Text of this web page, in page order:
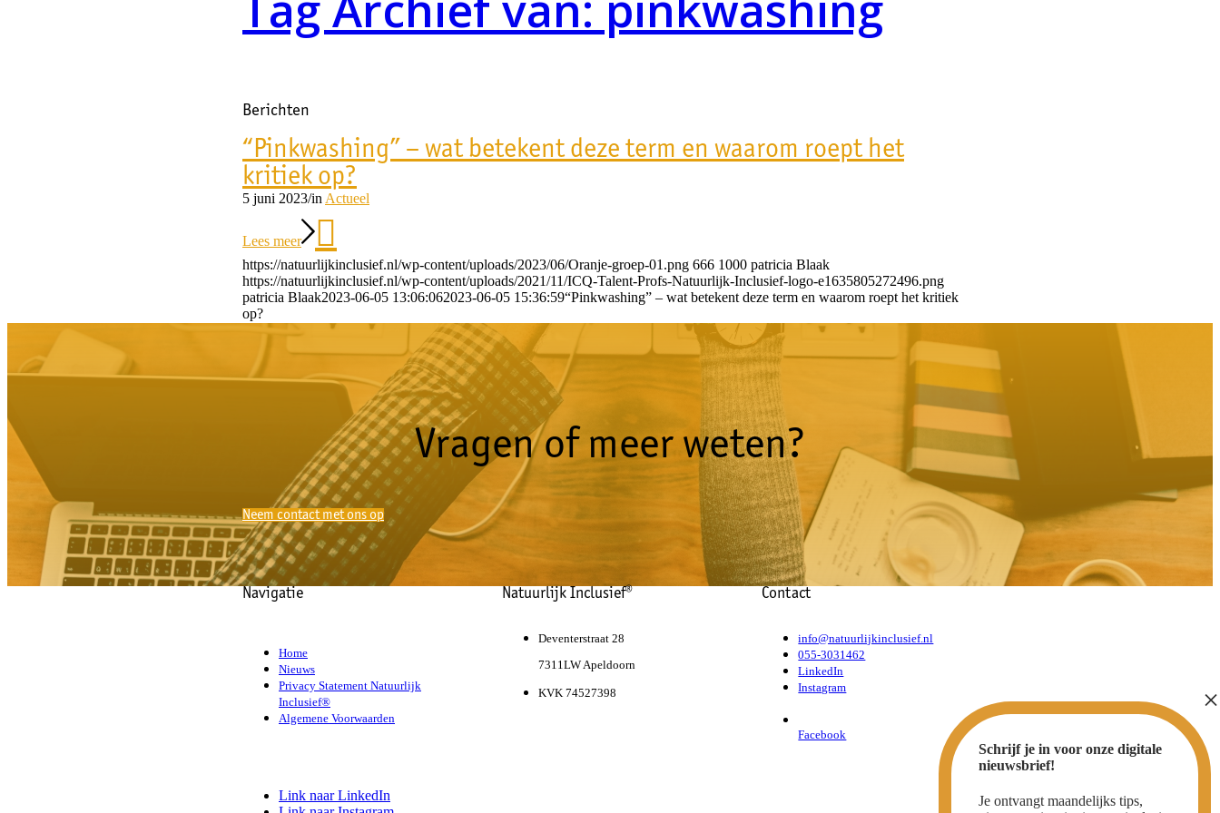
Berichten
“Pinkwashing” – wat betekent deze term en waarom roept het
kritiek op?
5 juni 2023/inActueel
Lees meer
https://natuurlijkinclusief.nl/wp-content/uploads/2023/06/Oranje-groep-01.png 666 1000 patricia Blaak
https://natuurlijkinclusief.nl/wp-content/uploads/2021/11/ICQ-Talent-Profs-Natuurlijk-Inclusief-logo-e1635805272496.png
patricia Blaak2023-06-05 13:06:062023-06-05 15:36:59“Pinkwashing” – wat betekent deze term en waarom roept het kritiek
op?
Vragen of meer weten?
Neem contact met ons op
Navigatie
Home
Nieuws
Privacy Statement Natuurlijk
Inclusief®
Algemene Voorwaarden
Natuurlijk Inclusief®
Deventerstraat 28
7311LW Apeldoorn
KVK 74527398
Contact
info@natuurlijkinclusief.nl
055-3031462
LinkedIn
Instagram
Facebook
Link naar LinkedIn
Schrijf je in voor onze digitale
nieuwsbrief!
Je ontvangt maandelijks tips,